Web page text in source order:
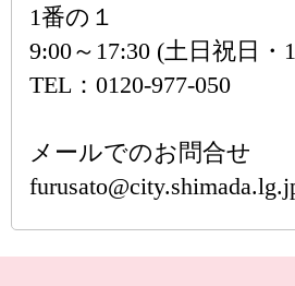
1番の１
9:00～17:30 (土日祝日・
TEL：0120-977-050
メールでのお問合せ